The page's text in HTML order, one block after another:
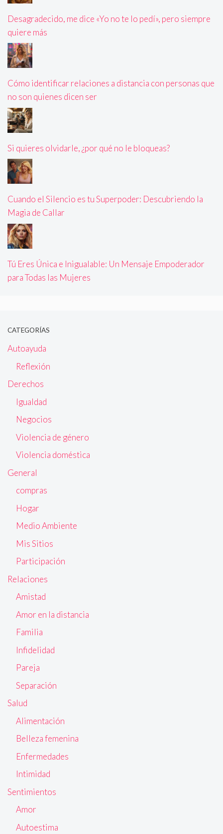
Desagradecido, me dice «Yo no te lo pedí», pero siempre
quiere más
Cómo identificar relaciones a distancia con personas que
no son quienes dicen ser
Si quieres olvidarle, ¿por qué no le bloqueas?
Cuando el Silencio es tu Superpoder: Descubriendo la
Magia de Callar
Tú Eres Única e Inigualable: Un Mensaje Empoderador
para Todas las Mujeres
CATEGORÍAS
Autoayuda
Reflexión
Derechos
Igualdad
Negocios
Violencia de género
Violencia doméstica
General
compras
Hogar
Medio Ambiente
Mis Sitios
Participación
Relaciones
Amistad
Amor en la distancia
Familia
Infidelidad
Pareja
Separación
Salud
Alimentación
Belleza femenina
Enfermedades
Intimidad
Sentimientos
Amor
Autoestima